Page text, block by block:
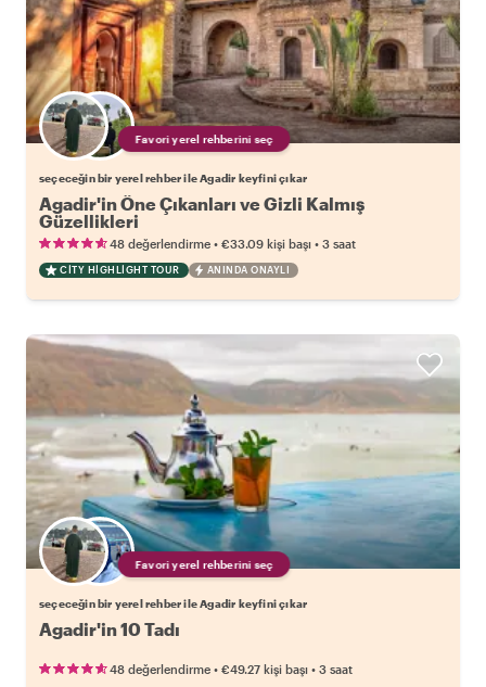
Favori yerel rehberini seç
seçeceğin bir yerel rehber ile Agadir keyfini çıkar
Agadir'in Öne Çıkanları ve Gizli Kalmış
Güzellikleri
48 değerlendirme • €33.09 kişi başı • 3 saat
CITY HIGHLIGHT TOUR ANINDA ONAYLI
Favori yerel rehberini seç
seçeceğin bir yerel rehber ile Agadir keyfini çıkar
Agadir'in 10 Tadı
48 değerlendirme • €49.27 kişi başı • 3 saat